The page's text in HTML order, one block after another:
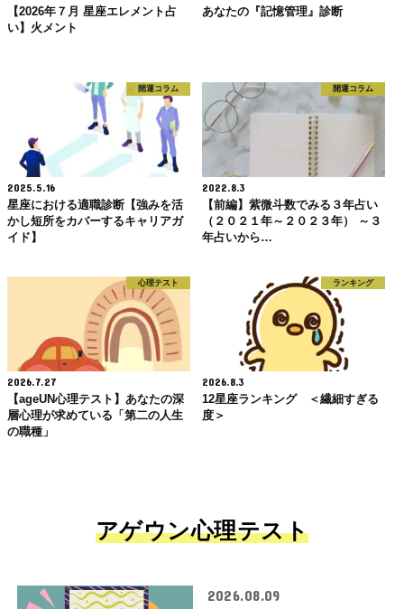
【2026年７月 星座エレメント占
い】火メント
あなたの『記憶管理』診断
開運コラム
2025.5.16
星座における適職診断【強みを活
かし短所をカバーするキャリアガ
イド】
開運コラム
2022.8.3
【前編】紫微斗数でみる３年占い
（２０２１年～２０２３年） ～３
年占いから…
心理テスト
2026.7.27
【ageUN心理テスト】あなたの深
層心理が求めている「第二の人生
の職種」
ランキング
2026.8.3
12星座ランキング ＜繊細すぎる
度＞
アゲウン心理テスト
2026.08.09